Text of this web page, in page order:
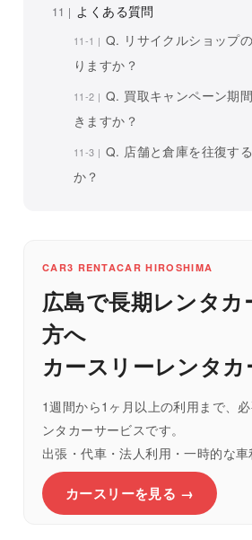
よくある質問
Q. リサイクルショップ
りますか？
Q. 買取キャンペーン期
きますか？
Q. 店舗と倉庫を往復す
か？
CAR3 RENTACAR HIROSHIMA
広島で長期レンタカ
方へ
カースリーレンタ
1週間から1ヶ月以上の利用まで、
ンタカーサービスです。
出張・代車・法人利用・一時的な
カースリーを見る →